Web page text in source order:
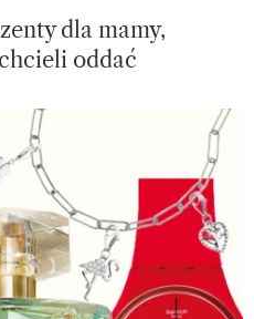
dla mamy,
oddać